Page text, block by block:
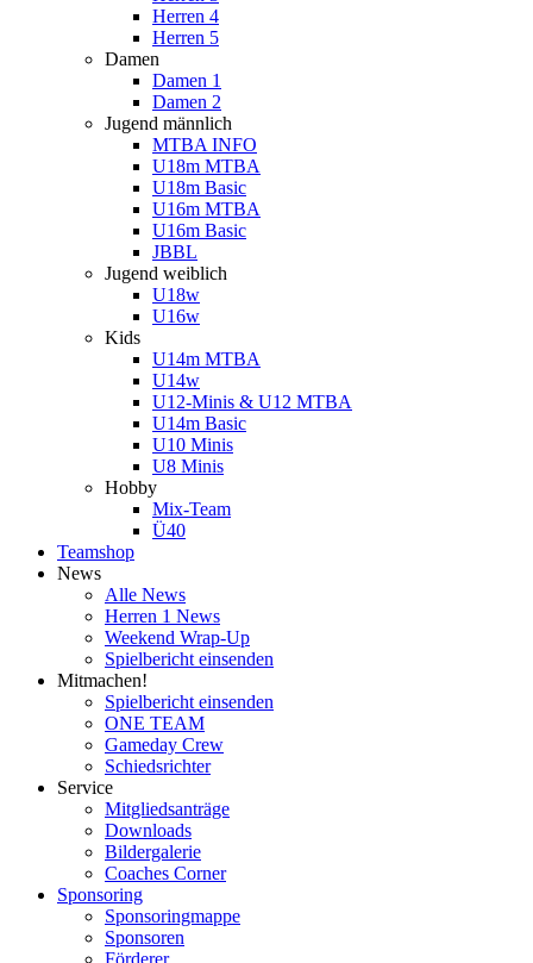
Herren 4
Herren 5
Damen
Damen 1
Damen 2
Jugend männlich
MTBA INFO
U18m MTBA
U18m Basic
U16m MTBA
U16m Basic
JBBL
Jugend weiblich
U18w
U16w
Kids
U14m MTBA
U14w
U12-Minis & U12 MTBA
U14m Basic
U10 Minis
U8 Minis
Hobby
Mix-Team
Ü40
Teamshop
News
Alle News
Herren 1 News
Weekend Wrap-Up
Spielbericht einsenden
Mitmachen!
Spielbericht einsenden
ONE TEAM
Gameday Crew
Schiedsrichter
Service
Mitgliedsanträge
Downloads
Bildergalerie
Coaches Corner
Sponsoring
Sponsoringmappe
Sponsoren
Förderer